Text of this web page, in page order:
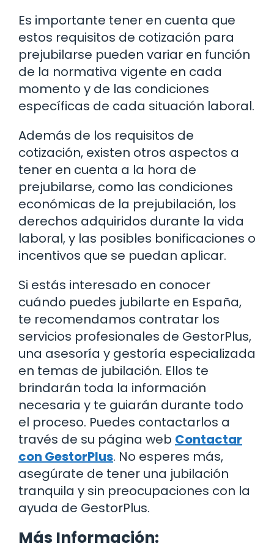
Es importante tener en cuenta que
estos requisitos de cotización para
prejubilarse pueden variar en función
de la normativa vigente en cada
momento y de las condiciones
específicas de cada situación laboral.
Además de los requisitos de
cotización, existen otros aspectos a
tener en cuenta a la hora de
prejubilarse, como las condiciones
económicas de la prejubilación, los
derechos adquiridos durante la vida
laboral, y las posibles bonificaciones o
incentivos que se puedan aplicar.
Si estás interesado en conocer
cuándo puedes jubilarte en España,
te recomendamos contratar los
servicios profesionales de GestorPlus,
una asesoría y gestoría especializada
en temas de jubilación. Ellos te
brindarán toda la información
necesaria y te guiarán durante todo
el proceso. Puedes contactarlos a
través de su página web Contactar
con GestorPlus. No esperes más,
asegúrate de tener una jubilación
tranquila y sin preocupaciones con la
ayuda de GestorPlus.
Más Información: